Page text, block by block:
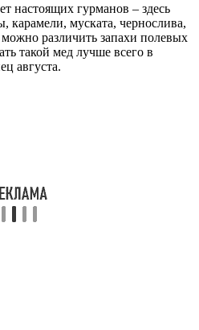
настоящих гурманов – здесь
карамели, муската, чернослива,
различить запахи полевых
такой мед лучше всего в
августа.